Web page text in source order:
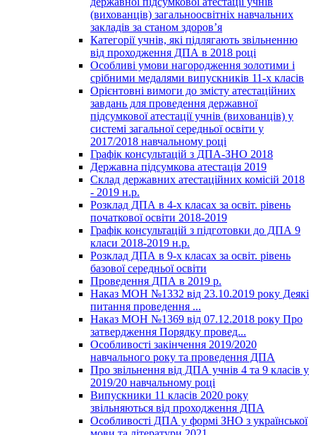
(вихованців) загальноосвітніх навчальних
закладів за станом здоров’я
Категорії учнів, які підлягають звільненню
від проходження ДПА в 2018 році
Особливі умови нагородження золотими і
срібними медалями випускників 11-х класів
Орієнтовні вимоги до змісту атестаційних
завдань для проведення державної
підсумкової атестації учнів (вихованців) у
системі загальної середньої освіти у
2017/2018 навчальному році
Графік консультацій з ДПА-ЗНО 2018
Державна підсумкова атестація 2019
Склад державних атестаційних комісій 2018
- 2019 н.р.
Розклад ДПА в 4-х класах за освіт. рівень
початкової освіти 2018-2019
Графік консультацій з підготовки до ДПА 9
класи 2018-2019 н.р.
Розклад ДПА в 9-х класах за освіт. рівень
базової середньої освіти
Проведення ДПА в 2019 р.
Наказ МОН №1332 від 23.10.2019 року Деякі
питання проведення ...
Наказ МОН №1369 від 07.12.2018 року Про
затвердження Порядку провед...
Особливості закінчення 2019/2020
навчального року та проведення ДПА
Про звільнення від ДПА учнів 4 та 9 класів у
2019/20 навчальному році
Випускники 11 класів 2020 року
звільняються від проходження ДПА
Особливості ДПА у формі ЗНО з української